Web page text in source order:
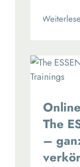
Read More
The
–